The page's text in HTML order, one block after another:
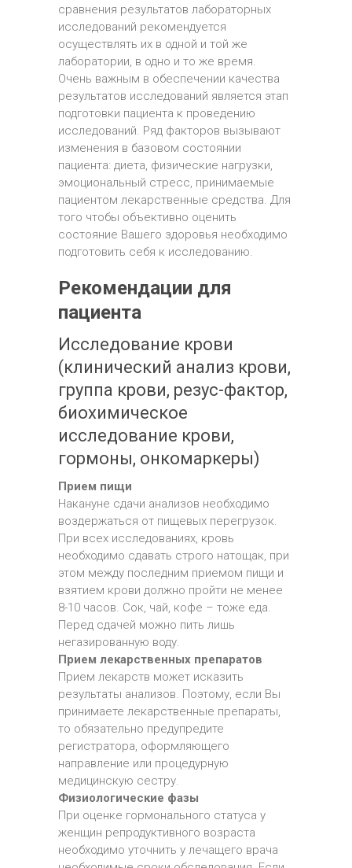
сравнения результатов лабораторных
исследований рекомендуется
осуществлять их в одной и той же
лаборатории, в одно и то же время.
Очень важным в обеспечении качества
результатов исследований является этап
подготовки пациента к проведению
исследований. Ряд факторов вызывают
изменения в базовом состоянии
пациента: диета, физические нагрузки,
эмоциональный стресс, принимаемые
пациентом лекарственные средства. Для
того чтобы объективно оценить
состояние Вашего здоровья необходимо
подготовить себя к исследованию.
Рекомендации для
пациента
Исследование крови
(клинический анализ крови,
группа крови, резус-фактор,
биохимическое
исследование крови,
гормоны, онкомаркеры)
Прием пищи
Накануне сдачи анализов необходимо
воздержаться от пищевых перегрузок.
При всех исследованиях, кровь
необходимо сдавать строго натощак, при
этом между последним приемом пищи и
взятием крови должно пройти не менее
8-10 часов. Сок, чай, кофе – тоже еда.
Перед сдачей можно пить лишь
негазированную воду.
Прием лекарственных препаратов
Прием лекарств может исказить
результаты анализов. Поэтому, если Вы
принимаете лекарственные препараты,
то обязательно предупредите
регистратора, оформляющего
направление или процедурную
медицинскую сестру.
Физиологические фазы
При оценке гормонального статуса у
женщин репродуктивного возраста
необходимо уточнить у лечащего врача